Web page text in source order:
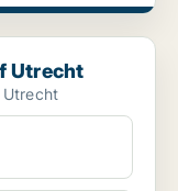
Utrecht
Utrecht